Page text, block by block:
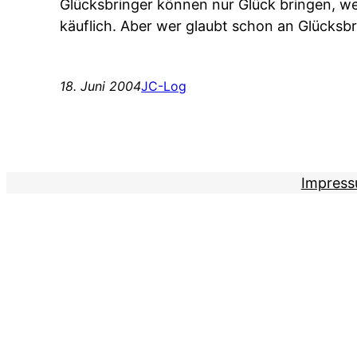
Glücksbringer können nur Glück bringen,
käuflich. Aber wer glaubt schon an
18. Juni 2004JC-Log